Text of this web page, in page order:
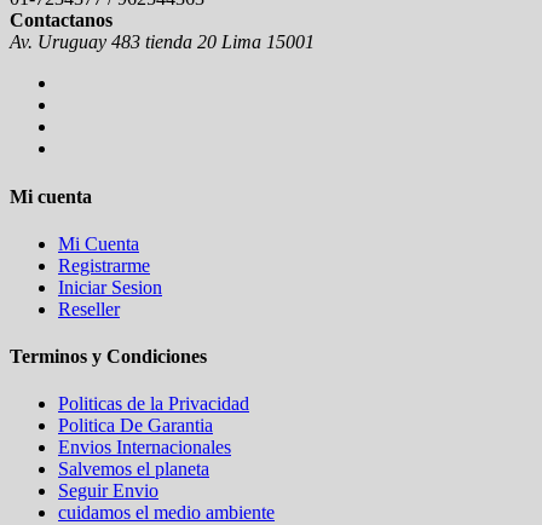
Contactanos
Av. Uruguay 483 tienda 20 Lima 15001
Mi cuenta
Mi Cuenta
Registrarme
Iniciar Sesion
Reseller
Terminos y Condiciones
Politicas de la Privacidad
Politica De Garantia
Envios Internacionales
Salvemos el planeta
Seguir Envio
cuidamos el medio ambiente